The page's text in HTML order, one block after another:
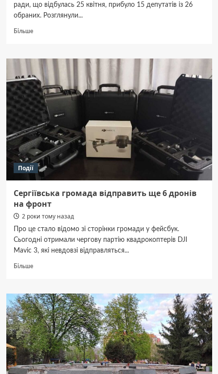
ради, що відбулась 25 квітня, прибуло 15 депутатів із 26
обраних. Розглянули...
БільшеДокладніше
укриття
затвердили
Програми
–
цікаве
із
сесії
Гадяцької
міськради
Події
Сергіївська громада відправить ще 6 дронів
на фронт
2 роки тому назад
Про це стало відомо зі сторінки громади у фейсбук.
Сьогодні отримали чергову партію квадрокоптерів DJI
Mavic 3, які невдовзі відправляться...
БільшеДокладніше
громада
відправить
ще
6
дронів
на
фронт